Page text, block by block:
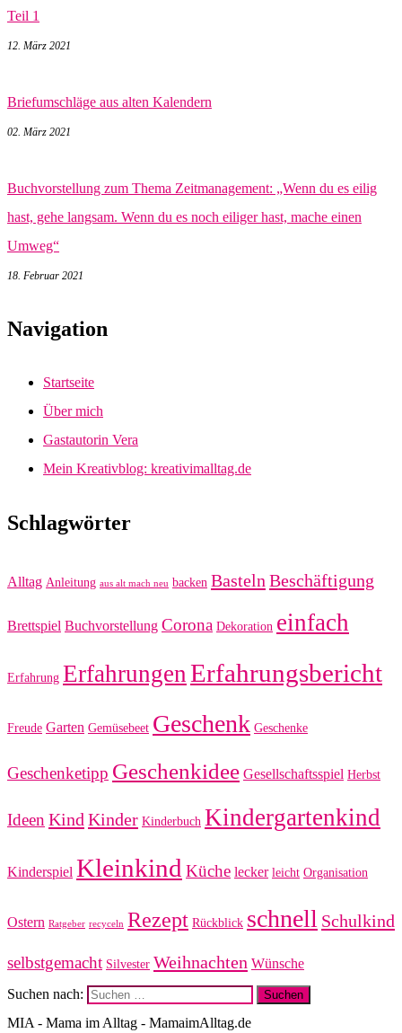
Teil 1
12. März 2021
Briefumschläge aus alten Kalendern
02. März 2021
Buchvorstellung zum Thema Zeitmanagement: „Wenn du es eilig
hast, gehe langsam. Wenn du es noch eiliger hast, mache einen
Umweg“
18. Februar 2021
Navigation
Startseite
Über mich
Gastautorin Vera
Mein Kreativblog: kreativimalltag.de
Schlagwörter
Alltag Anleitung aus alt mach neu backen Basteln Beschäftigung
Brettspiel Buchvorstellung Corona Dekoration einfach
Erfahrung Erfahrungen Erfahrungsbericht
Freude Garten Gemüsebeet Geschenk Geschenke
Geschenketipp Geschenkidee Gesellschaftsspiel Herbst
Ideen Kind Kinder Kinderbuch Kindergartenkind
Kinderspiel Kleinkind Küche lecker leicht Organisation
Ostern Ratgeber recyceln Rezept Rückblick schnell Schulkind
selbstgemacht Silvester Weihnachten Wünsche
Suchen nach:
MIA - Mama im Alltag - MamaimAlltag.de